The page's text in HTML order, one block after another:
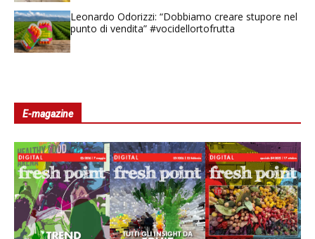
Leonardo Odorizzi: “Dobbiamo creare stupore nel
punto di vendita” #vocidellortofrutta
E-magazine